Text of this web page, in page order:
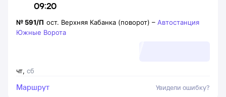
09:20
чт, сб
№ 591/П ост. Верхняя Кабанка (поворот) – Автостанция
Южные Ворота
Маршрут Увидели ошибку?